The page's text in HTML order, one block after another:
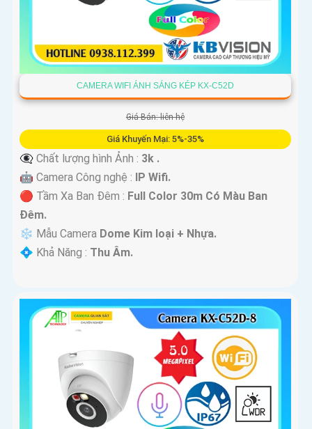
CAMERA WIFI ÁNH SÁNG KÉP KX-C52D
Giá Bán: liên hệ
Giá Khuyến Mại: 5%-35%
👁️‍🗨 Chất lượng hình Ảnh : 3k .
🤖️ Camera Công nghệ : IP Wifi.
🔴 Tầm Xa Ban Đêm : Full Color 30m Có Màu Ban
Ðêm.
❄ Mẫu Camera Dome Kim loại + Nhựa.
️💠 Khả Năng : Thu Âm.